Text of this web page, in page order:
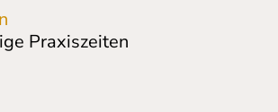
Praxiszeiten